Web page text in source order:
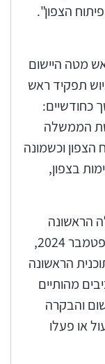
הצפון".
מטה היישום
תפקיד ראש
כחודשיים:
הממשלה
הצפון וכשמונה
בצפון,
הראשונה
בעניין יישובי הצפון - נכון לסוף ספטמבר 2024,
הראשונה
מהותיים
והבקרה
או פעלו